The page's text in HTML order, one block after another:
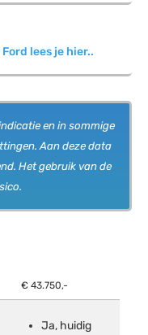
lees je hier..
en in sommige
Aan deze data
Het gebruik van de
€ 43.750,-
Ja, huidig